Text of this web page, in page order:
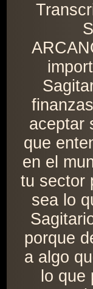
aceptar
que
en el
tu sector
sea lo
porque
a algo
lo